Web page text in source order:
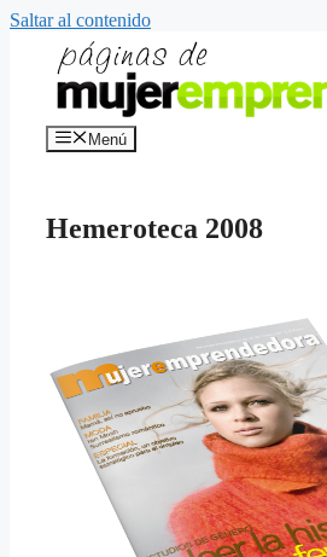
Saltar al contenido
Menú
Hemeroteca 2008